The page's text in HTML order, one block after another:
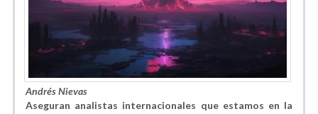
Andrés Nievas
Aseguran analistas internacionales que estamos en la